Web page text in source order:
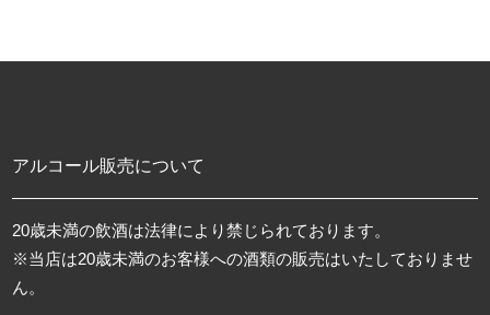
アルコール販売について
20歳未満の飲酒は法律により禁じられております。
※当店は20歳未満のお客様への酒類の販売はいたしておりませ
ん。